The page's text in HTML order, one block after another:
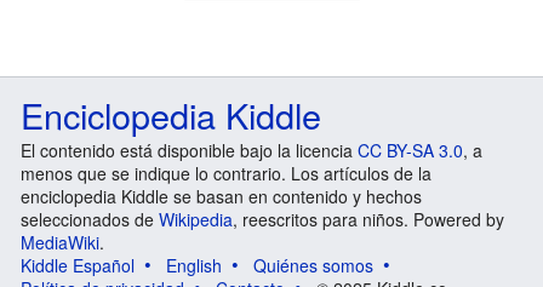
Enciclopedia Kiddle
El contenido está disponible bajo la licencia CC BY-SA 3.0, a
menos que se indique lo contrario. Los artículos de la
enciclopedia Kiddle se basan en contenido y hechos
seleccionados de Wikipedia, reescritos para niños. Powered by
MediaWiki.
Kiddle Español
English
Quiénes somos